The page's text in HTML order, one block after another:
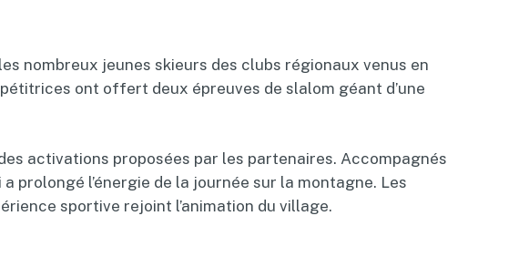
nombreux jeunes skieurs des clubs régionaux venus en
ont offert deux épreuves de slalom géant d’une
activations proposées par les partenaires. Accompagnés
prolongé l’énergie de la journée sur la montagne. Les
sportive rejoint l’animation du village.